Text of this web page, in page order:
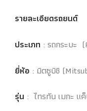
รายละเอียดรถยนต์
ประเภท : รถกระบะ
ยี่ห้อ : มิตซูบิชิ
รุ่น : ไทรทัน เมกะ แ